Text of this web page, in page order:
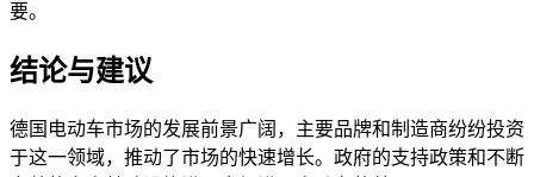
要。
结论与建议
德国电动车市场的发展前景广阔，主要品牌和制造商纷纷投资
于这一领域，推动了市场的快速增长。政府的支持政策和不断